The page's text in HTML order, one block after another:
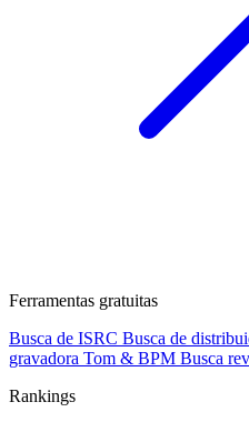
Ferramentas gratuitas
Busca de ISRC Busca de
gravadora Tom & BPM Busca
Rankings